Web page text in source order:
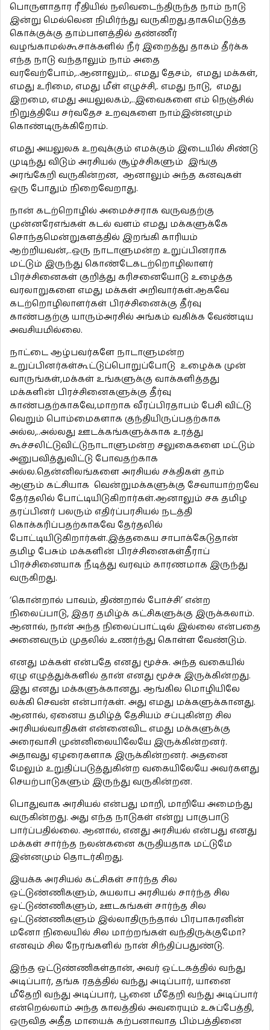
பொருளாதார ரீதியில் நலிவடைந்திருந்த நாம் நாடு
இன்று மெல்லென நிமிர்ந்து வருகிறது.தாகமெடுத்த
கொக்குக்கு தாம்பாளத்தில் தண்ணீர்
வழங்காமல்கூசாக்களில் நீர் இறைத்து தாகம் தீர்க்க
எந்த நாடு வந்தாலும் நாம் அதை
வரவேற்போம்,..ஆனாலும்,.. எமது தேசம், எமது மக்கள்,
எமது உரிமை, எமது மீள் எழுச்சி,. எமது நாடு, எமது
இறமை, எமது அயலுலகம்,..இவைகளை எம் நெஞ்சில்
நிறுத்தியே சர்வதேச உறவுகளை நாம்இன்னமும்
கொண்டிருக்கிறோம்.
எமது அயலுலக உறவுக்கும் எமக்கும் இடையில் சிண்டு
முடிந்து விடும் அரசியல் சூழ்ச்சிகளும் இங்கு
அரங்கேறி வருகின்றன, ஆனாலும் அந்த கனவுகள்
ஒரு போதும் நிறைவேறாது.
நான் கடற்றொழில் அமைச்சராக வருவதற்கு
முன்னரேஎங்கள் கடல் வளம் எமது மக்களுக்கே
சொந்தமென்றுகளத்தில் இறங்கி காரியம்
ஆற்றியவன்,..ஒரு நாடாளுமன்ற உறுப்பினராக
மட்டும் இருந்து கொண்டேகடற்றொழிலாளர்
பிரச்சினைகள் குறித்து கரிசனையோடு உழைத்த
வரலாறுகளை எமது மக்கள் அறிவார்கள்.ஆகவே
கடற்றொழிலாளர்கள் பிரச்சினைக்கு தீர்வு
காண்பதற்கு யாரும்அரசில் அங்கம் வகிக்க வேண்டிய
அவசியமில்லை.
நாட்டை ஆழ்பவர்களே நாடாளுமன்ற
உறுப்பினர்கள்கூட்டுப்பொறுப்போடு உழைக்க முன்
வாருங்கள்,மக்கள் உங்களுக்கு வாக்களித்தது
மக்களின் பிரச்சினைகளுக்கு தீர்வு
காண்பதற்காகவே,மாறாக வீரப்பிரதாபம் பேசி விட்டு
வெறும் பொம்மைகளாக குந்தியிருப்பதற்காக
அல்ல,..அல்லது ஊடக்கங்களுக்காக உரத்து
கூச்சலிட்டுவிட்டுநாடாளுமன்ற சலுகைகளை மட்டும்
அனுபவித்துவிட்டு போவதற்காக
அல்ல.தென்னிலங்களை அரசியல் சக்திகள் தாம்
ஆளும் கட்சியாக வென்றுமக்களுக்கு சேவாயாற்றவே
தேர்தலில் போட்டியிடுகிறார்கள்.ஆனாலும் சக தமிழ
தரப்பினர் பலரும் எதிர்ப்பரசியல் நடத்தி
கொக்கரிப்பதற்காகவே தேர்தலில்
போட்டியிடுகிறார்கள்.இத்தகைய சாபாக்கேடுதான்
தமிழ பேசும் மக்களின் பிரச்சினைகள்தீராப்
பிரச்சினையாக நீடித்து வரவும் காரணமாக இருந்து
வருகிறது.
‘கொன்றால் பாவம், திண்றால் போச்சி’ என்ற
நிலைப்பாடு, இதர தமிழ்க் கட்சிகளுக்கு இருக்கலாம்.
ஆனால், நான் அந்த நிலைப்பாட்டில் இல்லை என்பதை
அனைவரும் முதலில் உணர்ந்து கொள்ள வேண்டும்.
எனது மக்கள் என்பதே எனது மூச்சு. அந்த வகையில்
ஏழு எழுத்துக்களில் தான் எனது மூச்சு இருக்கின்றது.
இது எனது மக்களுக்கானது. ஆங்கில மொழியிலே
லக்கி செவன் என்பார்கள். அது எமது மக்களுக்கானது.
ஆனால், ஏனைய தமிழ்த் தேசியம் சப்புகின்ற சில
அரசியல்வாதிகள் என்னைவிட எமது மக்களுக்கு
அரைவாசி முன்னிலையிலேயே இருக்கின்றனர்.
அதாவது ஏழரைகளாக இருக்கின்றனர். அதனை
மேலும் உறுதிப்படுத்துகின்ற வகையிலேயே அவர்களது
செயற்பாடுகளும் இருந்து வருகின்றன.
பொதுவாக அரசியல் என்பது மாறி, மாறியே அமைந்து
வருகின்றது. அது எந்த நாடுகள் என்று பாகுபாடு
பார்ப்பதில்லை. ஆனால், எனது அரசியல் என்பது எனது
மக்கள் சார்ந்த நலன்கனை கருதியதாக மட்டுமே
இன்னமும் தொடர்கிறது.
இயக்க அரசியல் கட்சிகள் சார்ந்த சில
ஒட்டுண்ணிகளும், சுயலாப அரசியல் சார்ந்த சில
ஒட்டுண்ணிகளும், ஊடகங்கள் சார்ந்த சில
ஒட்டுண்ணிகளும் இல்லாதிருந்தால் பிரபாகரனின்
மனோ நிலையில் சில மாற்றங்கள் வந்திருக்குமோ?
எனவும் சில நேரங்களில் நான் சிந்திப்பதுண்டு.
இந்த ஒட்டுண்ணிகள்தான், அவர் ஒட்டகத்தில் வந்து
அடிப்பார், தங்க ரதத்தில் வந்து அடிப்பார், யானை
மீதேறி வந்து அடிப்பார், பூனை மீதேறி வந்து அடிப்பார்
என்றெல்லாம் அந்த காலத்தில் அவரையும் உசுப்பேத்தி,
ஒருவித அதீத மாயைக் கற்பனாவாத பிம்பத்தினை